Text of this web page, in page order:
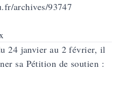
archives/93747
24 janvier au 2 février, il
sa Pétition de soutien :